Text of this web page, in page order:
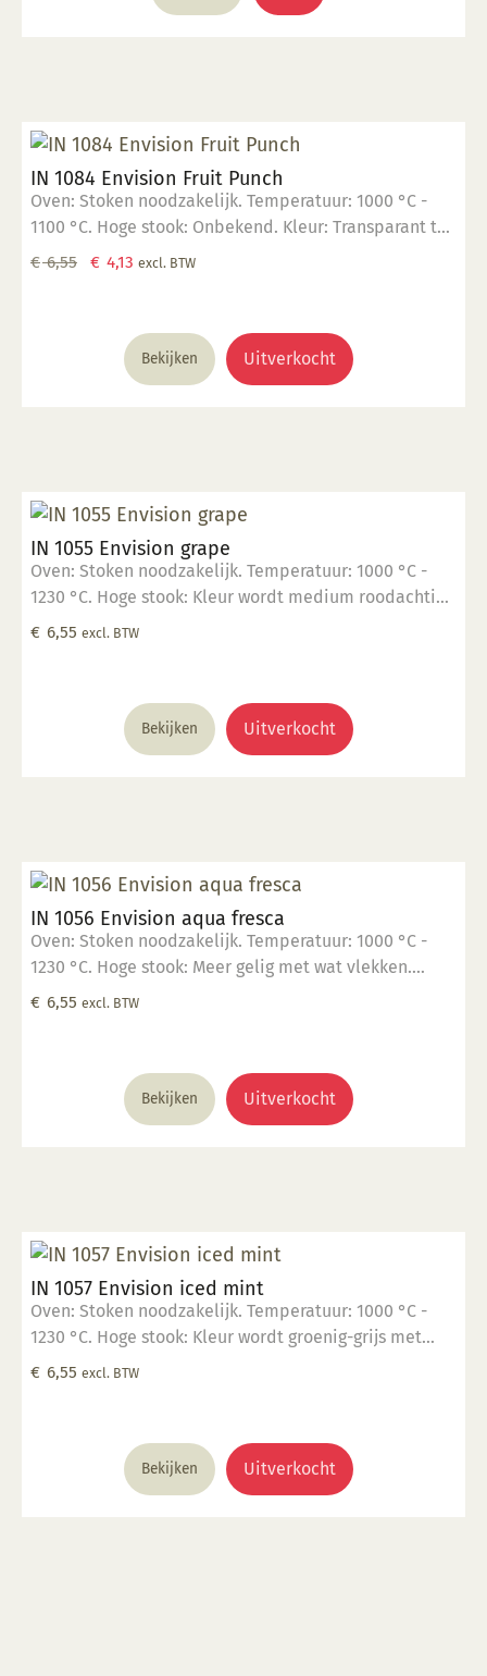
IN 1084 Envision Fruit Punch
Oven: Stoken noodzakelijk. Temperatuur: 1000 °C -
1100 °C. Hoge stook: Onbekend. Kleur: Transparant tot
opaak. Aantal lagen: 1-3 lagen. Voedselveilig:
te gebruiken: 1. Breng aan op een 1060 °C biscuit
gebakken scherf. 2. Stook op 1000 °C. 3. Voor
transparant glazuur gebruik, kwast of dompel
€6,55
Oorspronkelijke
€ 6,55.
€ 4,13 Huidige
€ 4,13.
excl. BTW
Bekijken Uitverkocht
IN 1055 Envision grape
Oven: Stoken noodzakelijk. Temperatuur: 1000 °C -
1230 °C. Hoge stook: Kleur wordt medium roodachtig
blauw. Glanzend, semi transparant. Mogelijk ontstaan
volledig afgedekt met een voedselveilige
transparante glazuur. Giftig: Nee. Hoe te gebruiken: 1.
Breng aan op een 1060 °C biscuit gebakken scherf. 2.
€ 6,55 excl. BTW
Bekijken Uitverkocht
IN 1056 Envision aqua fresca
Oven: Stoken noodzakelijk. Temperatuur: 1000 °C -
1230 °C. Hoge stook: Meer gelig met wat vlekken.
Glanzend, semi-opaak. Kleur: Transparant tot opaak.
transparante glazuur. Giftig: Nee. Hoe te gebruiken: 1.
Breng aan op een 1060 °C biscuit gebakken scherf. 2.
Stook op 1000 °C. 3. Voor transparant glazuur gebruik,
€ 6,55 excl. BTW
Bekijken Uitverkocht
IN 1057 Envision iced mint
Oven: Stoken noodzakelijk. Temperatuur: 1000 °C -
1230 °C. Hoge stook: Kleur wordt groenig-grijs met
vlekken waar het dik is aangebracht. Glanzend,
afgedekt met een voedselveilige transparante
glazuur. Giftig: Nee. Hoe te gebruiken: 1. Breng aan op
een 1060 °C biscuit gebakken scherf. 2. Stook op 1000
€ 6,55 excl. BTW
Bekijken Uitverkocht